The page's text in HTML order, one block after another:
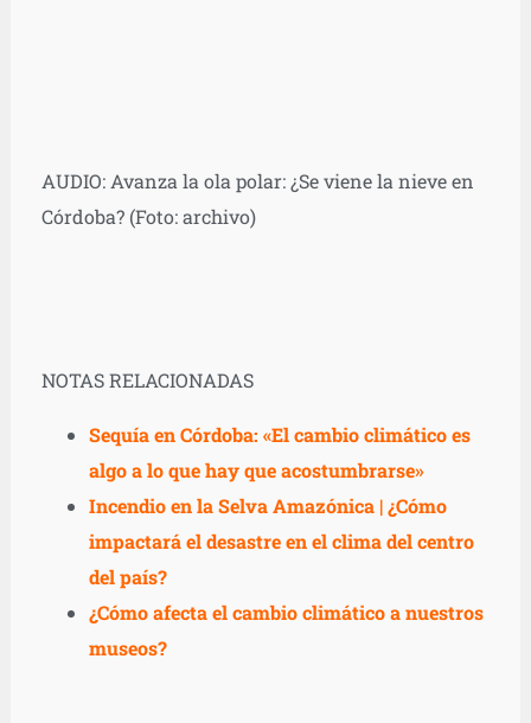
AUDIO: Avanza la ola polar: ¿Se viene la nieve en
Córdoba? (Foto: archivo)
NOTAS RELACIONADAS
Sequía en Córdoba: «El cambio climático es
algo a lo que hay que acostumbrarse»
Incendio en la Selva Amazónica | ¿Cómo
impactará el desastre en el clima del centro
del país?
¿Cómo afecta el cambio climático a nuestros
museos?